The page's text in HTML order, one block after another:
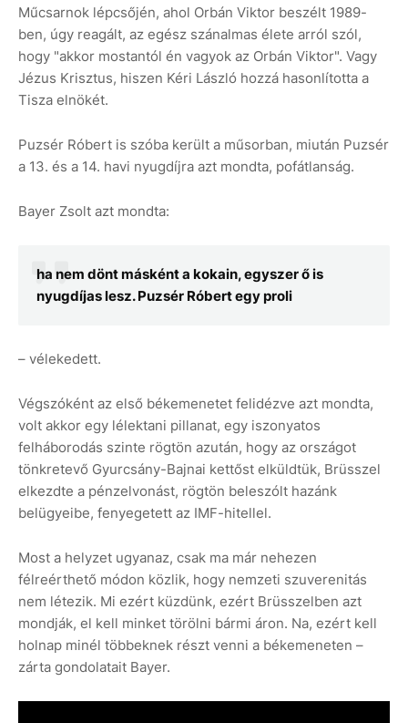
Műcsarnok lépcsőjén, ahol Orbán Viktor beszélt 1989-
ben, úgy reagált, az egész szánalmas élete arról szól,
hogy "akkor mostantól én vagyok az Orbán Viktor". Vagy
Jézus Krisztus, hiszen Kéri László hozzá hasonlította a
Tisza elnökét.
Puzsér Róbert is szóba került a műsorban, miután Puzsér
a 13. és a 14. havi nyugdíjra azt mondta, pofátlanság.
Bayer Zsolt azt mondta:
ha nem dönt másként a kokain, egyszer ő is
nyugdíjas lesz. Puzsér Róbert egy proli
– vélekedett.
Végszóként az első békemenetet felidézve azt mondta,
volt akkor egy lélektani pillanat, egy iszonyatos
felháborodás szinte rögtön azután, hogy az országot
tönkretevő Gyurcsány-Bajnai kettőst elküldtük, Brüsszel
elkezdte a pénzelvonást, rögtön beleszólt hazánk
belügyeibe, fenyegetett az IMF-hitellel.
Most a helyzet ugyanaz, csak ma már nehezen
félreérthető módon közlik, hogy nemzeti szuverenitás
nem létezik. Mi ezért küzdünk, ezért Brüsszelben azt
mondják, el kell minket törölni bármi áron. Na, ezért kell
holnap minél többeknek részt venni a békemeneten –
zárta gondolatait Bayer.